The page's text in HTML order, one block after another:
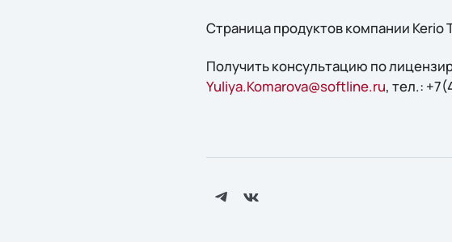
Страница продуктов компании Kerio
Получить конcультацию по
Yuliya.Komarova@softline.ru, тел.: